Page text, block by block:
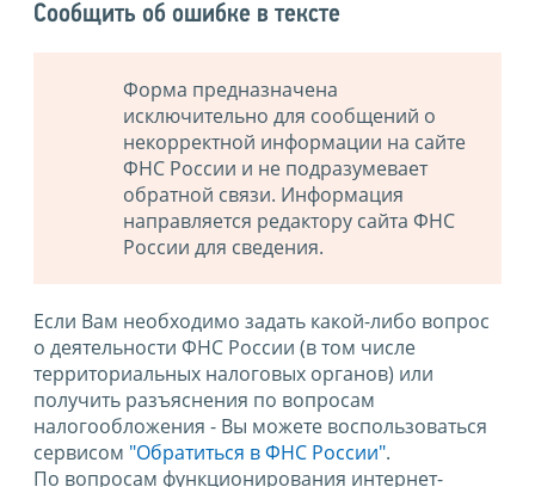
Сообщить об ошибке в тексте
Форма предназначена
исключительно для сообщений о
некорректной информации на сайте
ФНС России и не подразумевает
обратной связи. Информация
направляется редактору сайта ФНС
России для сведения.
Если Вам необходимо задать какой-либо вопрос
о деятельности ФНС России (в том числе
территориальных налоговых органов) или
получить разъяснения по вопросам
налогообложения - Вы можете воспользоваться
сервисом "Обратиться в ФНС России".
По вопросам функционирования интернет-